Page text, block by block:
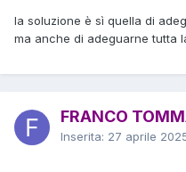
la soluzione è sì quella di
ma anche di adeguarne tutta
FRANCO
Inserita: 27 aprile